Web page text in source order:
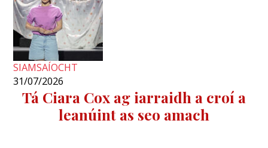
SIAMSAÍOCHT
31/07/2026
Tá Ciara Cox ag iarraidh a croí a
leanúint as seo amach